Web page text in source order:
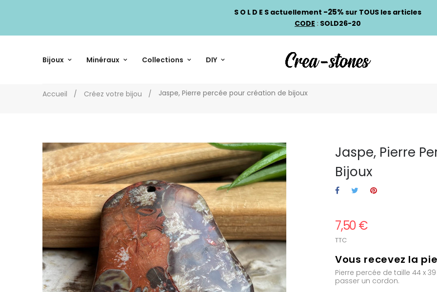
S O L D E S actuellement -25% sur TOUS les articles
CODE : SOLD26-20
Bijoux Minéraux Collections DIY
Accueil Créez votre bijou Jaspe, Pierre percée pour création de bijoux
Jaspe, Pierre
Bijoux
7,50 €
TTC
Vous recevez la
Pierre percée de taille 44 x
passer un cordon.